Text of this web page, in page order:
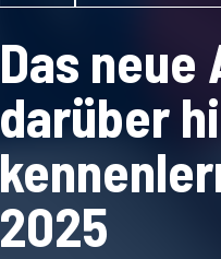
Das neue
darüber
2025